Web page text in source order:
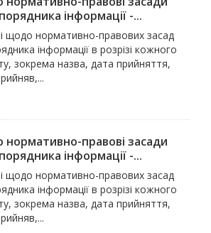
інформації -...
щодо нормативно-правових засад
інформації в розрізі кожного
зокрема назва, дата прийняття,
нормативно-правові засади
інформації -...
щодо нормативно-правових засад
інформації в розрізі кожного
зокрема назва, дата прийняття,